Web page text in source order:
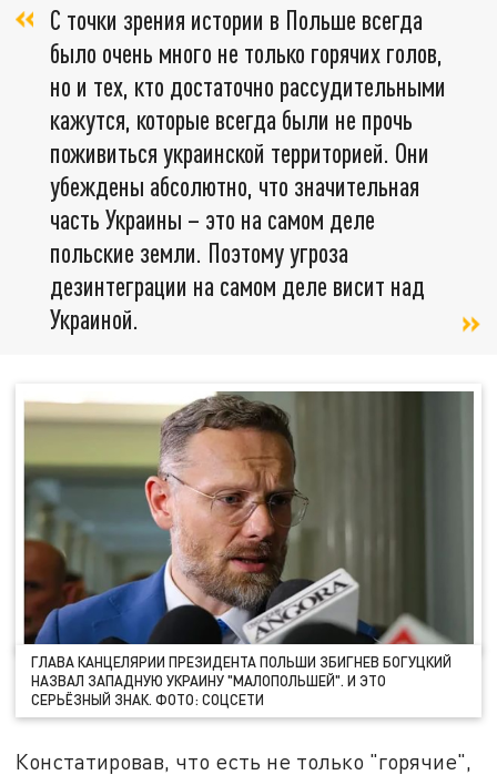
С точки зрения истории в Польше всегда
было очень много не только горячих голов,
но и тех, кто достаточно рассудительными
кажутся, которые всегда были не прочь
поживиться украинской территорией. Они
убеждены абсолютно, что значительная
часть Украины – это на самом деле
польские земли. Поэтому угроза
дезинтеграции на самом деле висит над
Украиной.
ГЛАВА КАНЦЕЛЯРИИ ПРЕЗИДЕНТА ПОЛЬШИ ЗБИГНЕВ БОГУЦКИЙ
НАЗВАЛ ЗАПАДНУЮ УКРАИНУ "МАЛОПОЛЬШЕЙ". И ЭТО
СЕРЬЁЗНЫЙ ЗНАК. ФОТО: СОЦСЕТИ
Констатировав, что есть не только "горячие",